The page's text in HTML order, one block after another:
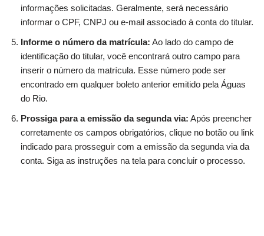
informações solicitadas. Geralmente, será necessário
informar o CPF, CNPJ ou e-mail associado à conta do titular.
Informe o número da matrícula: Ao lado do campo de
identificação do titular, você encontrará outro campo para
inserir o número da matrícula. Esse número pode ser
encontrado em qualquer boleto anterior emitido pela Águas
do Rio.
Prossiga para a emissão da segunda via: Após preencher
corretamente os campos obrigatórios, clique no botão ou link
indicado para prosseguir com a emissão da segunda via da
conta. Siga as instruções na tela para concluir o processo.